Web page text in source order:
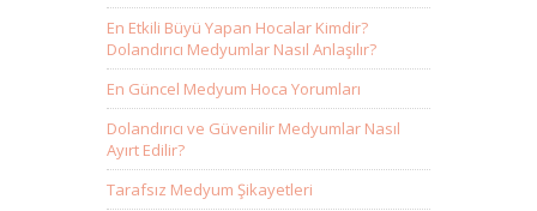
En Etkili Büyü Yapan Hocalar Kimdir?
Dolandırıcı Medyumlar Nasıl Anlaşılır?
En Güncel Medyum Hoca Yorumları
Dolandırıcı ve Güvenilir Medyumlar Nasıl
Ayırt Edilir?
Tarafsız Medyum Şikayetleri